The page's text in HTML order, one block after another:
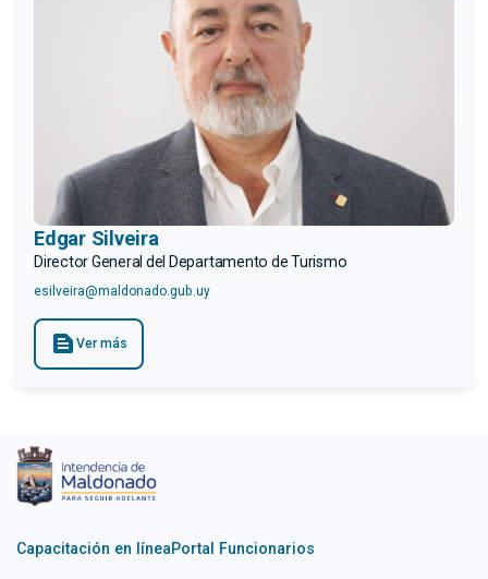
Edgar Silveira
Director General del Departamento de Turismo
esilveira@maldonado.gub.uy
text_snippet Ver más
Capacitación en líneaPortal Funcionarios